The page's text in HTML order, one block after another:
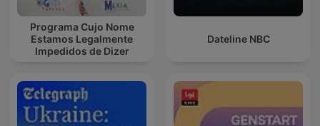
Programa Cujo Nome
Estamos Legalmente
Impedidos de Dizer
Dateline NBC